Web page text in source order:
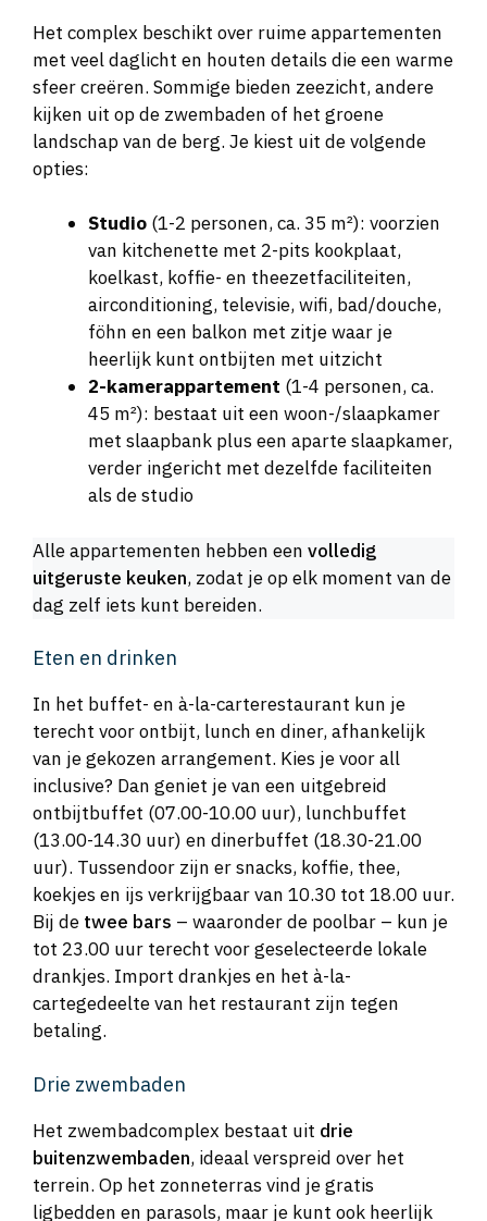
Het complex beschikt over ruime appartementen
met veel daglicht en houten details die een warme
sfeer creëren. Sommige bieden zeezicht, andere
kijken uit op de zwembaden of het groene
landschap van de berg. Je kiest uit de volgende
opties:
Studio (1-2 personen, ca. 35 m²): voorzien
van kitchenette met 2-pits kookplaat,
koelkast, koffie- en theezetfaciliteiten,
airconditioning, televisie, wifi, bad/douche,
föhn en een balkon met zitje waar je
heerlijk kunt ontbijten met uitzicht
2-kamerappartement (1-4 personen, ca.
45 m²): bestaat uit een woon-/slaapkamer
met slaapbank plus een aparte slaapkamer,
verder ingericht met dezelfde faciliteiten
als de studio
Alle appartementen hebben een volledig
uitgeruste keuken, zodat je op elk moment van de
dag zelf iets kunt bereiden.
Eten en drinken
In het buffet- en à-la-carterestaurant kun je
terecht voor ontbijt, lunch en diner, afhankelijk
van je gekozen arrangement. Kies je voor all
inclusive? Dan geniet je van een uitgebreid
ontbijtbuffet (07.00-10.00 uur), lunchbuffet
(13.00-14.30 uur) en dinerbuffet (18.30-21.00
uur). Tussendoor zijn er snacks, koffie, thee,
koekjes en ijs verkrijgbaar van 10.30 tot 18.00 uur.
Bij de twee bars – waaronder de poolbar – kun je
tot 23.00 uur terecht voor geselecteerde lokale
drankjes. Import drankjes en het à-la-
cartegedeelte van het restaurant zijn tegen
betaling.
Drie zwembaden
Het zwembadcomplex bestaat uit drie
buitenzwembaden, ideaal verspreid over het
terrein. Op het zonneterras vind je gratis
ligbedden en parasols, maar je kunt ook heerlijk